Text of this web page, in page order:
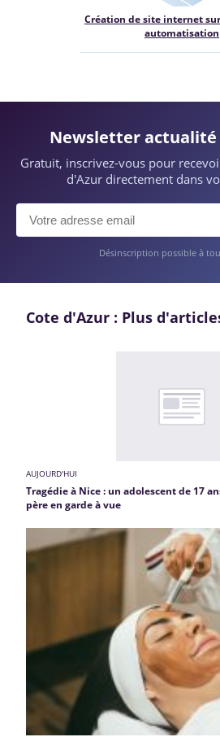
Création de site internet
automatisation
Newsletter actualité
Gratuit, inscrivez-vous pour
d'Azur directement dans
Désinscription possible à
Cote d'Azur : Plus
AUJOURD'HUI
Tragédie à Nice : un adolescent de 17
père en garde à vue